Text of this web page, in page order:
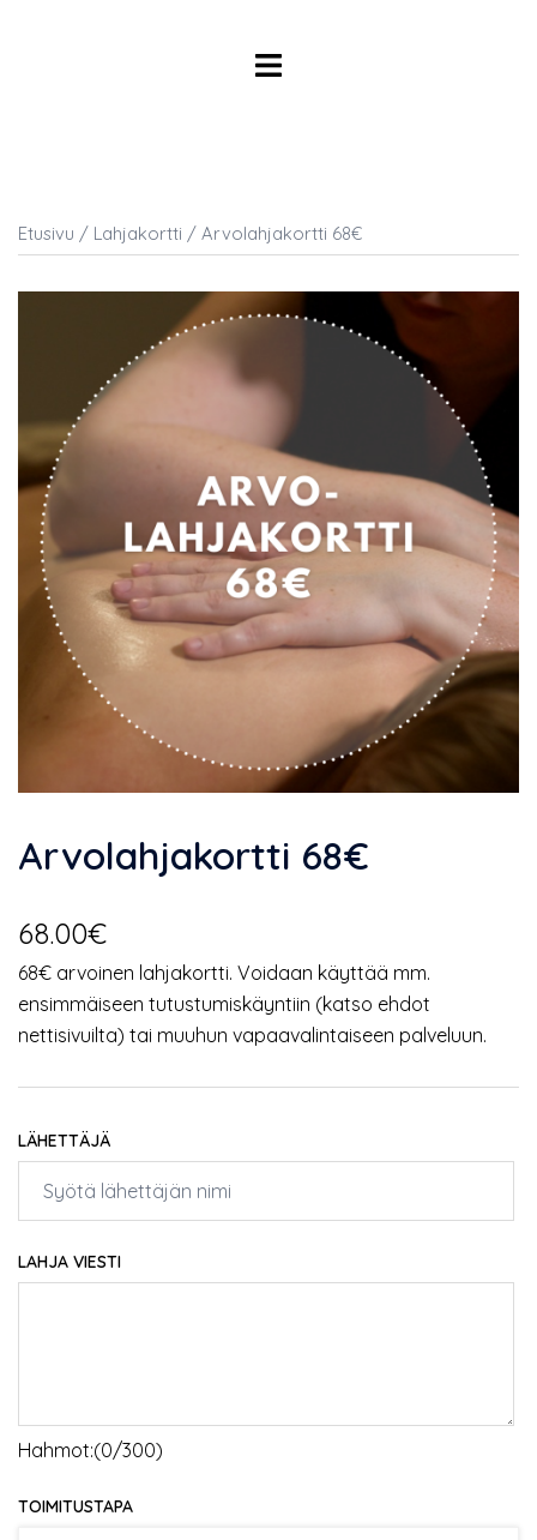
Toggle
Etusivu / Lahjakortti / Arvolahjakortti 68€
Arvolahjakortti 68€
68.00€
68€ arvoinen lahjakortti. Voidaan käyttää mm.
ensimmäiseen tutustumiskäyntiin (katso ehdot
nettisivuilta) tai muuhun vapaavalintaiseen palveluun.
LÄHETTÄJÄ
LAHJA VIESTI
Hahmot:(0/300)
TOIMITUSTAPA